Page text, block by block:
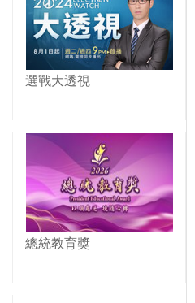
選戰大透視
總統教育獎